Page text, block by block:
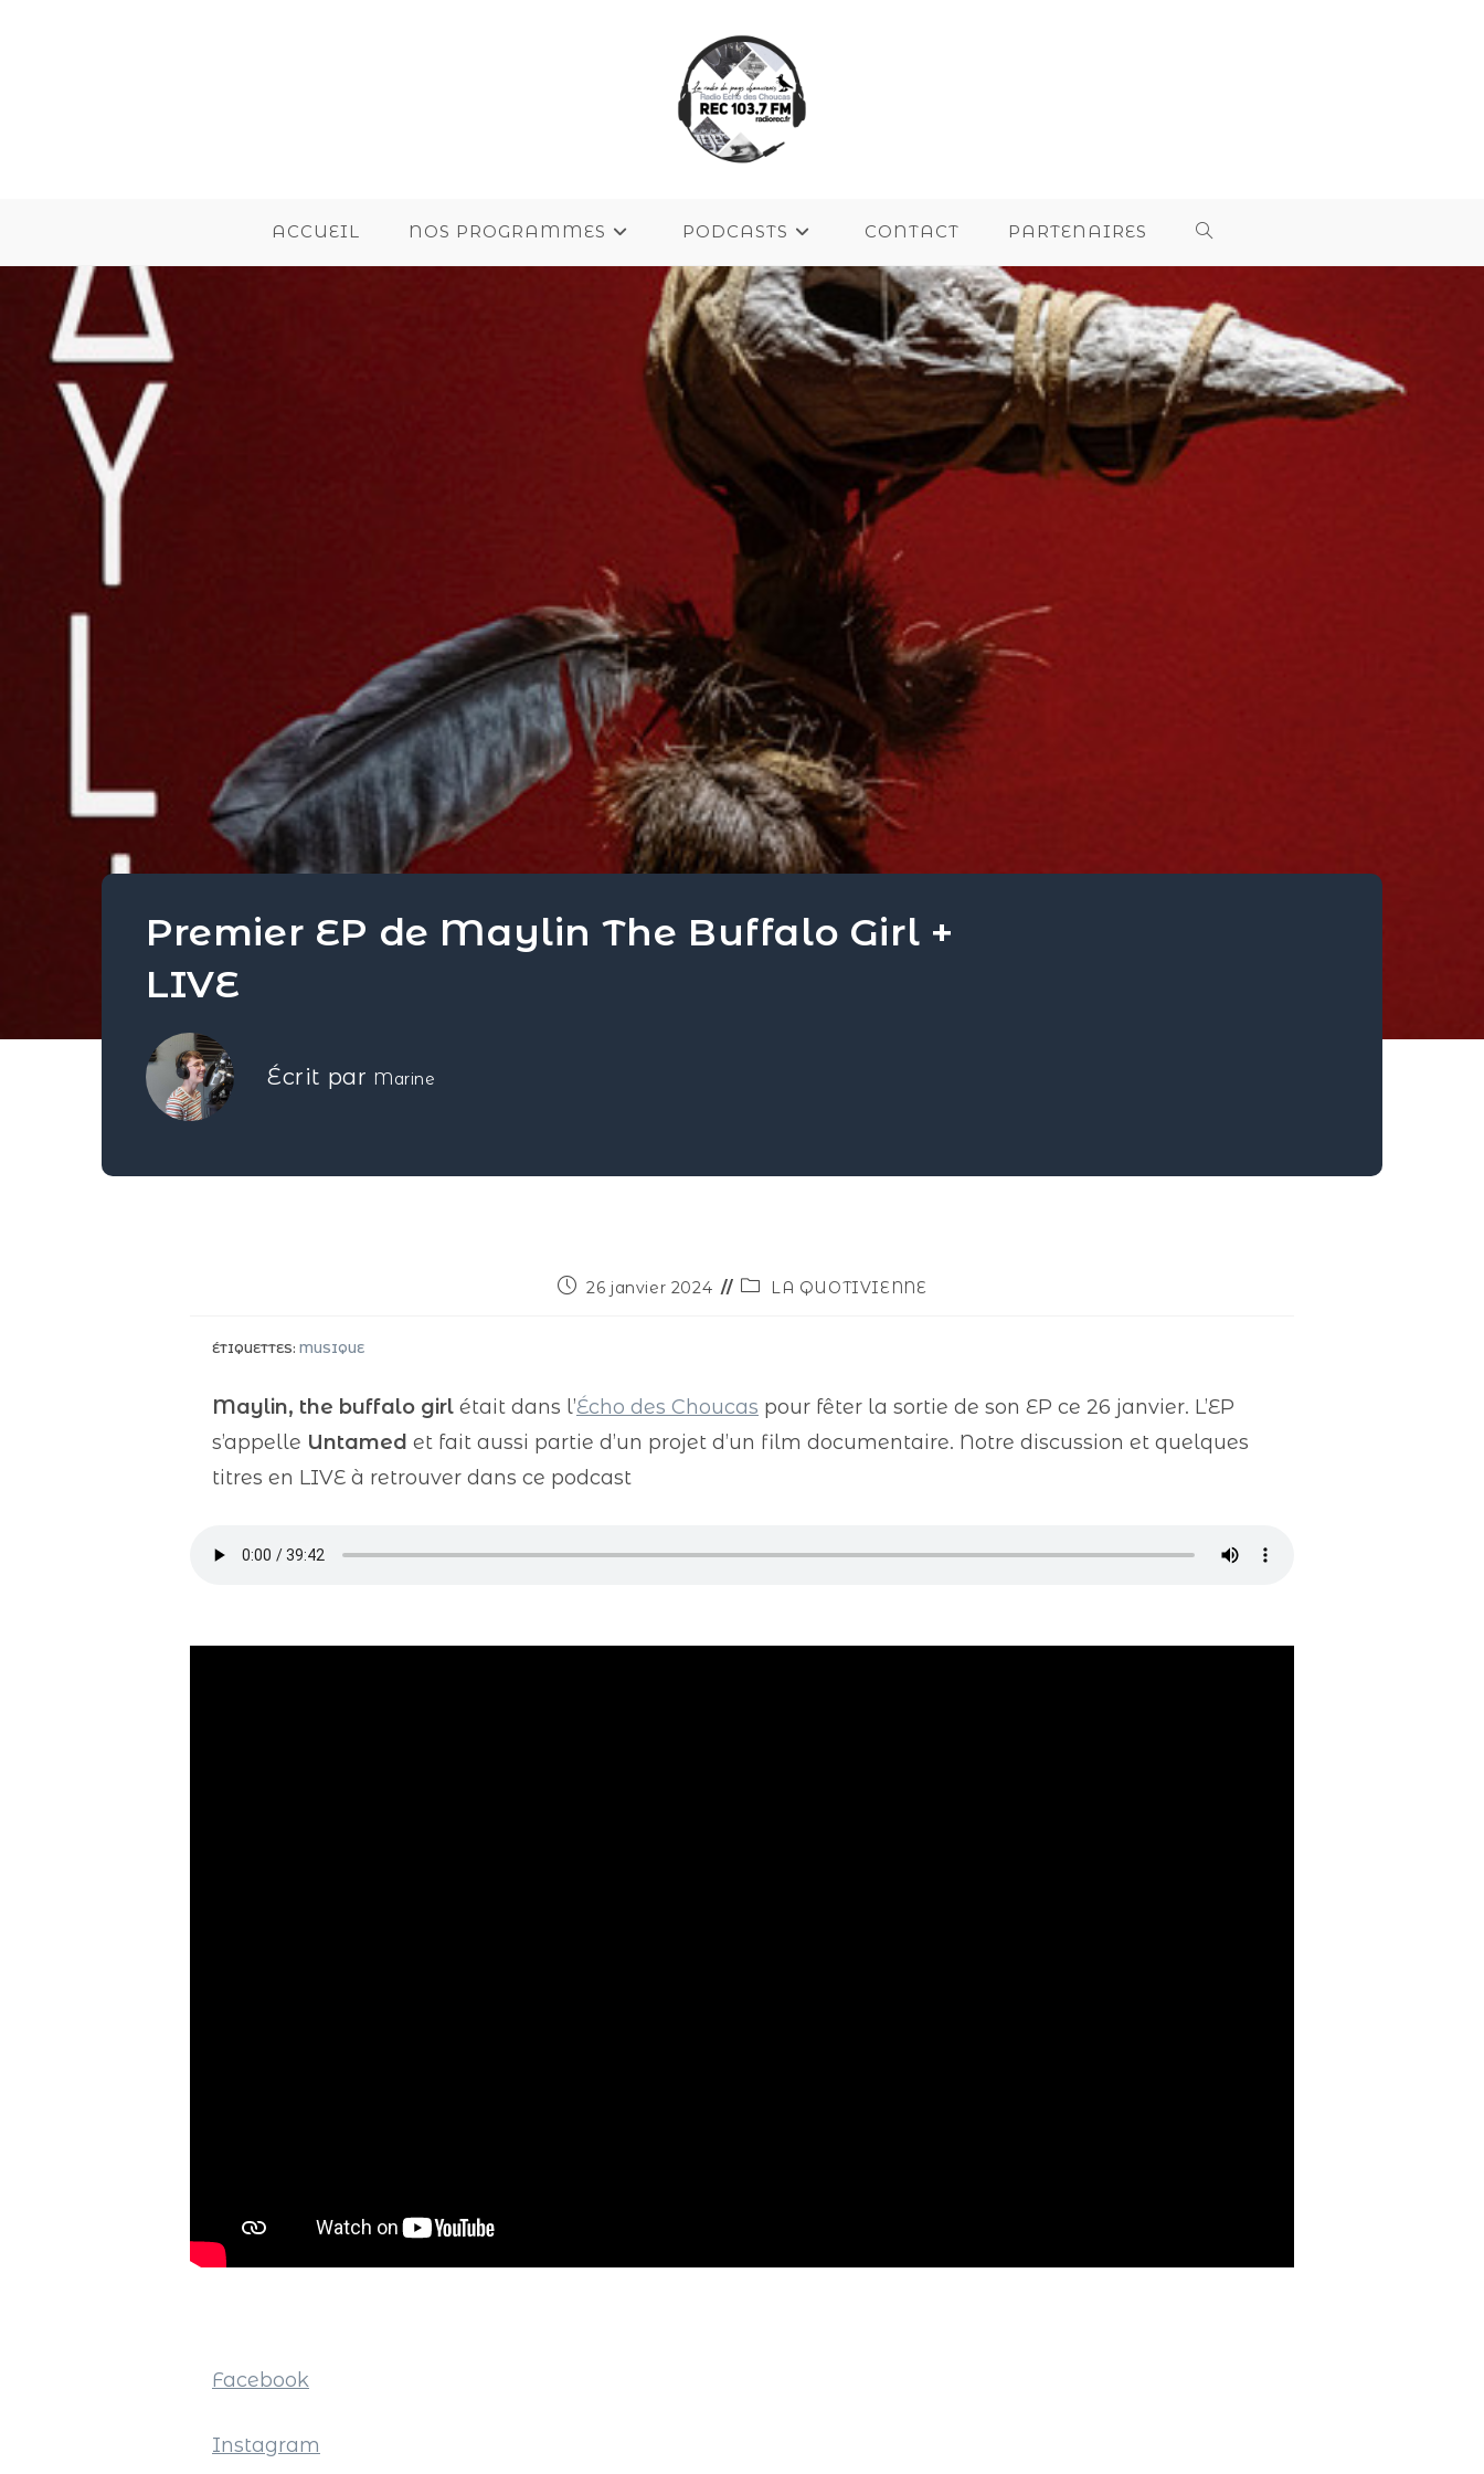
ACCUEIL NOS PROGRAMMES PODCASTS CONTACT PARTENAIRES
Premier EP de Maylin The Buffalo Girl +
LIVE
Écrit par Marine
26 janvier 2024 LA QUOTIVIENNE
ÉTIQUETTES: MUSIQUE
Maylin, the buffalo girl était dans l’Écho des Choucas pour fêter la sortie de son EP ce 26 janvier. L’EP
s’appelle Untamed et fait aussi partie d’un projet d’un film documentaire. Notre discussion et quelques
titres en LIVE à retrouver dans ce podcast
Facebook
Instagram